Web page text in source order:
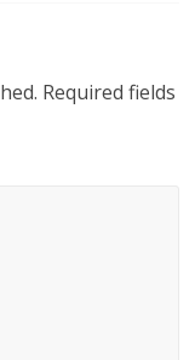
Required fields